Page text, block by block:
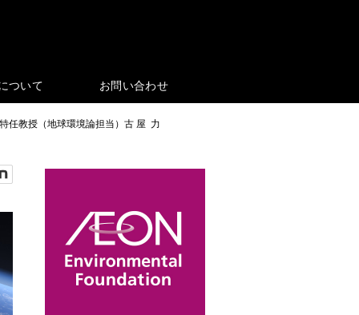
ついて お問い合わせ
任教授（地球環境論担当）古 屋 力